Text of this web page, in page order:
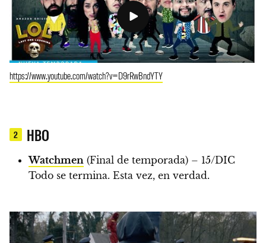
https://www.youtube.com/watch?v=D9rRwBndYTY
2 HBO
Watchmen (Final de temporada) – 15/DIC
Todo se termina. Esta vez, en verdad.